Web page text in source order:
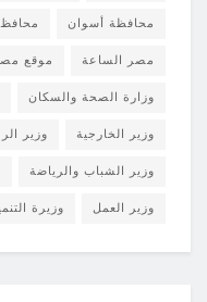
محافظة أسوان
مصر الساعة موقع
وزارة الصحة والسكان
وزير الخارجية وزير
وزير الشباب والرياضة
وزير العمل وزيرة